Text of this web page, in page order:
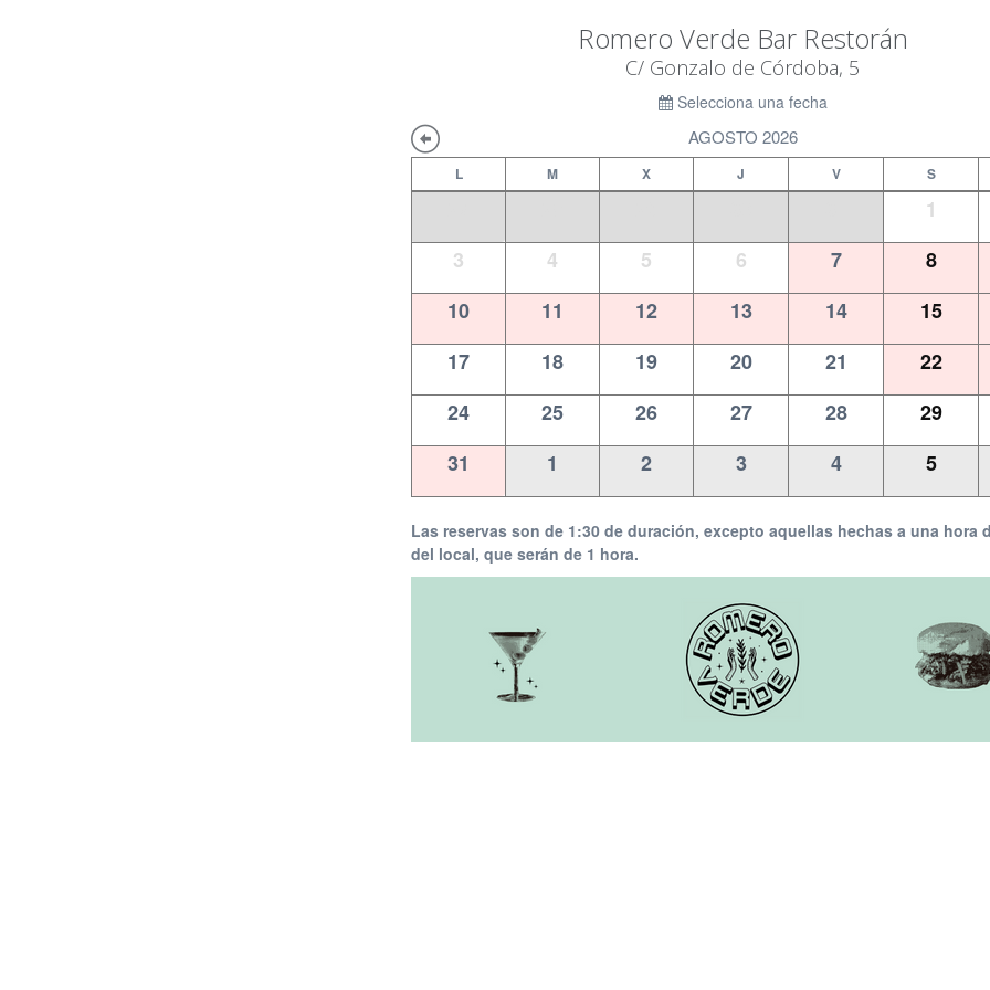
Romero Verde Bar Restorán
C/ Gonzalo de Córdoba, 5
Selecciona una fecha
AGOSTO 2026
L M X J V S
1
3
4 5 6 7 8
10
11 12 13 14 15
17
18 19 20 21 22
24
25 26 27 28 29
31
1 2 3 4 5
Las reservas son de 1:30 de duración, excepto aquellas hechas a una hora
del local, que serán de 1 hora.